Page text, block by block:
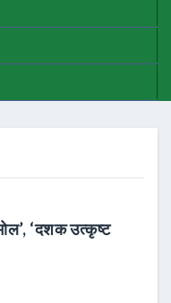
‘दशक उत्कृष्ट